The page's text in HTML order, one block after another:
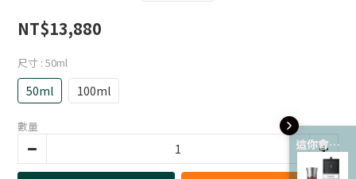
這你會愛 💘
NT$13,880
尺寸 : 50ml
50ml 100ml
數量